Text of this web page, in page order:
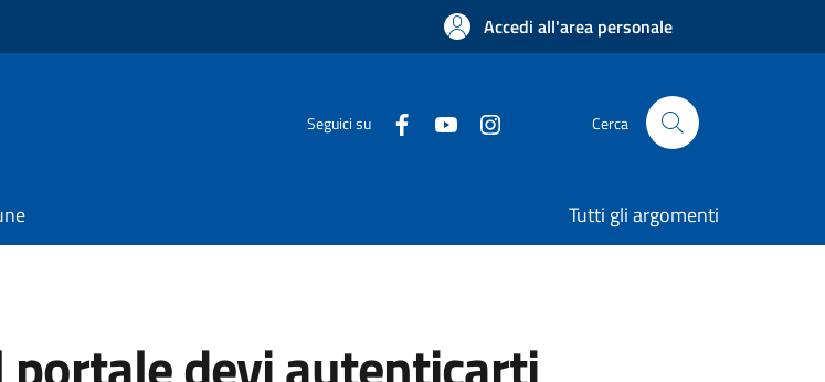
Accedi all'area personale
Seguici su Cerca
Tutti gli argomenti